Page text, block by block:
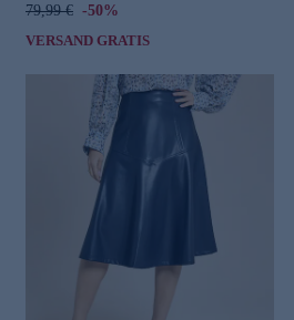
79,99 € -50%
VERSAND GRATIS